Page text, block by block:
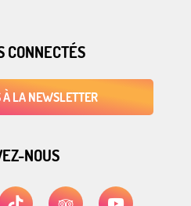
CONNECTÉS
LA NEWSLETTER
NOUS